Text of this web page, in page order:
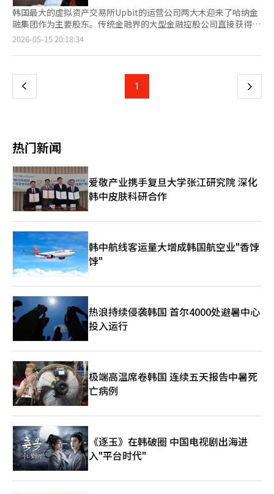
韩国最大的虚拟资产交易所Upbit的运营公司两大木迎来了哈纳金
融集团作为主要股东。传统金融界的大型金融控股公司直接获得两
大木的股份，使得两大木在虚拟资产交易所的基础上，能够扩展为
事会决议，以约1兆33亿韩元收购卡카오投资持有的两大木228万
木的第四大股东，继宋致亨两大木董事长、金亨年副会长和我们技
的主要股东，意义非凡。 对两大木而言，这在治理结构和业务扩
展方面都具有重要意义。金融监管机构一直在加强对虚拟资产经营
者的财务健康、大股东资格和内部控制标准的制度整顿。在这种情
况下，哈纳金融作为主要股东的参与，将有助于两大木增强经营透
明度和与制度金融的接触。 关键在于Upbit之后的增长战略。虽然
两大木在国内虚拟资产交易市场上已获得压倒性的知名度，但仅依
靠交易手续费的业务结构在市场波动中显得脆弱。与哈纳金融的合
作将成为其业务扩展至海外汇款、支付结算、代币证券、稳定币等
数字金融基础设施领域的契机。 两大木与哈纳金融已经在区块链
基础设施方面展开了合作。两大木上个月与哈纳金融、浦项国际签
署了合作协议，决定利用自有的Layer2区块链“GIWA链”共同构
建金融、数字资产和产业融合基础设施。合作的核心在于将哈纳金
融的外汇网络、浦项国际的全球供应链与两大木的区块链技术相结
款服务的技术验证。验证了能否将现有的基于SWIFT的外汇汇款体
系扩展为基于区块链的消息和结算结构。这一趋势与两大木希望从
单纯的交易所运营商转型为链上金融基础设施企业的战略相吻合。
市场也关注韩元稳定币和代币证券领域的合作可能性。如果韩元基
础的数字货币和代币化资产市场在制度框架内开放，两大木将拥有
虚拟资产用户基础和区块链技术，而哈纳金融则具备银行、证券、
外汇和资产管理能力，双方可以进行角色分工。然而，韩元稳定币
的法制化和监管标准是实现商业化的关键变量。 Upbit的实名账户
体系短期内不会发生变化。Upbit目前与K银行保持实名账户的合
作，而此次股份投资不仅是简单的账户合作变更，更是为数字资产
基础的未来金融生态系统构建进行的战略投资。 围绕两大木的另
一个变量是与NAVER金融的企业合并。公平交易委员会于去年11
月接收了NAVER金融与两大木的企业合并申请，并已开始审查。
今年3月，委员会要求提交额外资料。业内人士认为，公平交易委
员会如何定义支付、金融科技、虚拟资产和数据市场将成为审查的
核心议题。 如果与NAVER金融的合并获得批准，并加上哈纳金融
2026-05-15 20:18:34
上
页
1 下
热门新闻
爱敬产业携手复旦大学张江研究院 深化
韩中皮肤科研合作
韩中航线客运量大增成韩国航空业"香饽
饽"
热浪持续侵袭韩国 首尔4000处避暑中心
投入运行
极端高温席卷韩国 连续五天报告中暑死
亡病例
《逐玉》在韩破圈 中国电视剧出海进
入"平台时代"